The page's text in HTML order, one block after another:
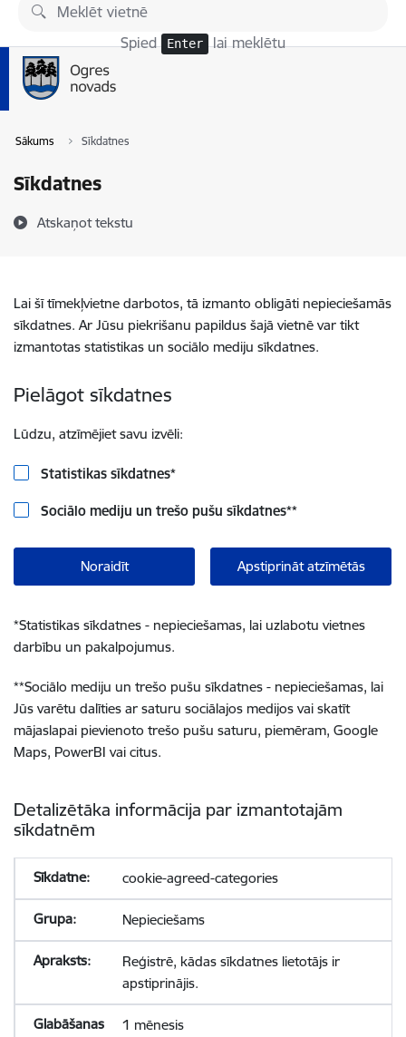
Pāriet uz lapas saturu
Spied Enter lai meklētu
Sākums Sīkdatnes
Sīkdatnes
Atskaņot tekstu
Lai šī tīmekļvietne darbotos, tā izmanto obligāti nepieciešamās
sīkdatnes. Ar Jūsu piekrišanu papildus šajā vietnē var tikt
izmantotas statistikas un sociālo mediju sīkdatnes.
Pielāgot sīkdatnes
Lūdzu, atzīmējiet savu izvēli:
Statistikas sīkdatnes*
Sociālo mediju un trešo pušu sīkdatnes**
Noraidīt Apstiprināt atzīmētās
*Statistikas sīkdatnes - nepieciešamas, lai uzlabotu vietnes
darbību un pakalpojumus.
**Sociālo mediju un trešo pušu sīkdatnes - nepieciešamas, lai
Jūs varētu dalīties ar saturu sociālajos medijos vai skatīt
mājaslapai pievienoto trešo pušu saturu, piemēram, Google
Maps, PowerBI vai citus.
Detalizētāka informācija par izmantotajām
sīkdatnēm
cookie-agreed-categories
Nepieciešams
Reģistrē, kādas sīkdatnes lietotājs ir
apstiprinājis.
1 mēnesis